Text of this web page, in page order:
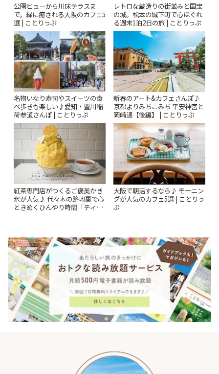
公園ビューから川床テラスま
で。緑に癒される大阪のカフェ5
選 | ことりっぷ
レトロな蔵造りの街並みと国宝
の城。松本の城下町で心ほぐれ
る週末1泊2日の旅 | ことりっぷ
名物いなり寿司やスイーツの食
べ歩きも楽しい♪愛知・豊川稲
荷参道さんぽ | ことりっぷ
新春のアート&カフェさんぽ♪
京都よりみちこみち 平安神宮と
岡崎通【後編】 | ことりっぷ
紅茶専門店がつくるご褒美かき
氷が人気♪ 代々木の路地裏で心
ときめくひんやり時間「ティー
大阪で朝活するなら♪ モーニン
グが人気のカフェ5選 | ことりっ
ぷ